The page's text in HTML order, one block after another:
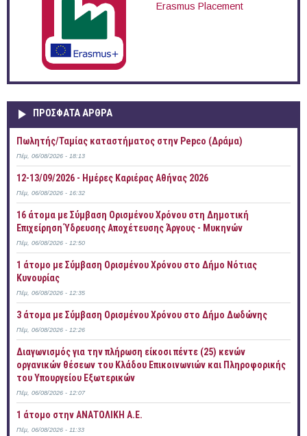
Erasmus Placement
ΠΡOΣΦΑΤΑ AΡΘΡΑ
Πωλητής/Ταμίας καταστήματος στην Pepco (Δράμα)
Πέμ, 06/08/2026 - 18:13
12-13/09/2026 - Ημέρες Καριέρας Αθήνας 2026
Πέμ, 06/08/2026 - 16:32
16 άτομα με Σύμβαση Ορισμένου Χρόνου στη Δημοτική
Επιχείρηση Ύδρευσης Αποχέτευσης Άργους - Μυκηνών
Πέμ, 06/08/2026 - 12:50
1 άτομο με Σύμβαση Ορισμένου Χρόνου στο Δήμο Νότιας
Κυνουρίας
Πέμ, 06/08/2026 - 12:35
3 άτομα με Σύμβαση Ορισμένου Χρόνου στο Δήμο Δωδώνης
Πέμ, 06/08/2026 - 12:26
Διαγωνισμός για την πλήρωση είκοσι πέντε (25) κενών
οργανικών θέσεων του Κλάδου Επικοινωνιών και Πληροφορικής
του Υπουργείου Εξωτερικών
Πέμ, 06/08/2026 - 12:07
1 άτομο στην ΑΝΑΤΟΛΙΚΗ Α.Ε.
Πέμ, 06/08/2026 - 11:33